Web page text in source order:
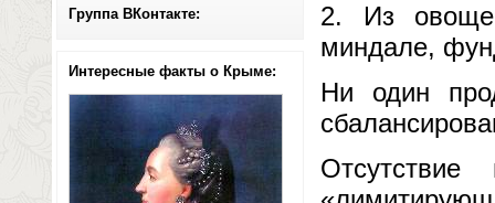
Группа ВКонтакте:
Интересные факты о Крыме:
2. Из
миндале,
Ни один